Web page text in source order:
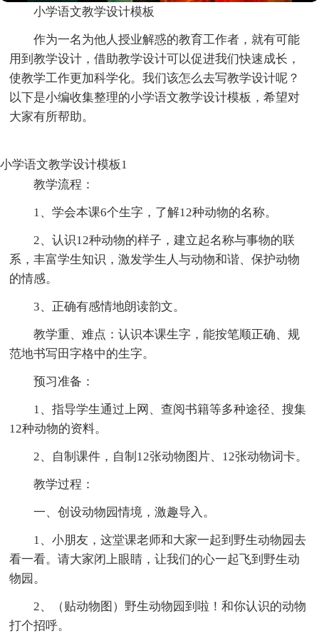
小学语文教学设计模板
作为一名为他人授业解惑的教育工作者，就有可能
用到教学设计，借助教学设计可以促进我们快速成长，
使教学工作更加科学化。我们该怎么去写教学设计呢？
以下是小编收集整理的小学语文教学设计模板，希望对
大家有所帮助。
小学语文教学设计模板1
教学流程：
1、学会本课6个生字，了解12种动物的名称。
2、认识12种动物的样子，建立起名称与事物的联
系，丰富学生知识，激发学生人与动物和谐、保护动物
的情感。
3、正确有感情地朗读韵文。
教学重、难点：认识本课生字，能按笔顺正确、规
范地书写田字格中的生字。
预习准备：
1、指导学生通过上网、查阅书籍等多种途径、搜集
12种动物的资料。
2、自制课件，自制12张动物图片、12张动物词卡。
教学过程：
一、创设动物园情境，激趣导入。
1、小朋友，这堂课老师和大家一起到野生动物园去
看一看。请大家闭上眼睛，让我们的心一起飞到野生动
物园。
2、（贴动物图）野生动物园到啦！和你认识的动物
打个招呼。